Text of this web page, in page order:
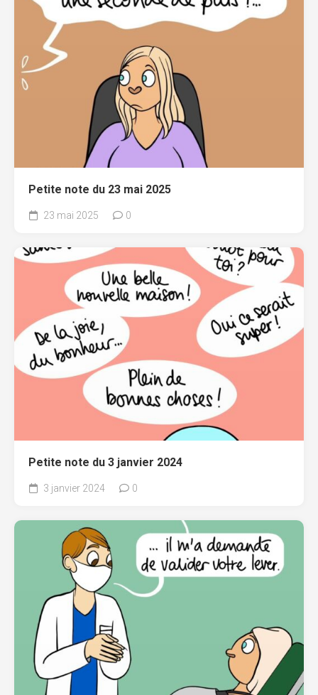
Petite note du 23 mai 2025
23 mai 2025 0
Petite note du 3 janvier 2024
3 janvier 2024 0